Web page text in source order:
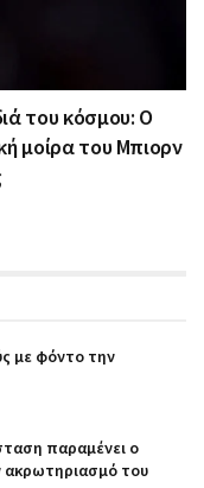
του κόσμου: Ο
μοίρα του Μπιορν
με φόντο την
παραμένει ο
του